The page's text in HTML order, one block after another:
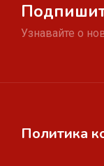
Узнавайте о
Политика